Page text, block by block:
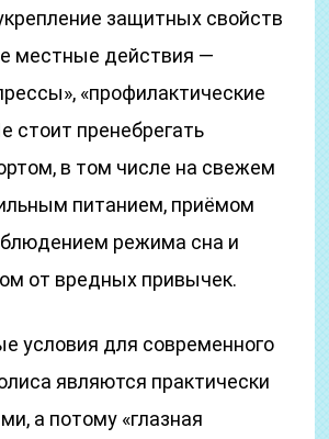
защитных свойств
местные действия —
«профилактические
стоит пренебрегать
в том числе на свежем
питанием, приёмом
режима сна и
от вредных привычек.
условия для современного
являются практически
а потому «глазная